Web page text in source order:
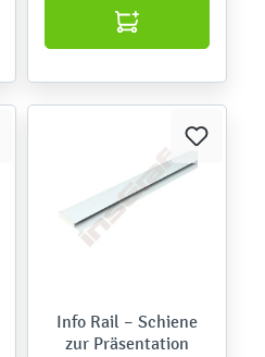
Info Rail – Schiene
zur Präsentation